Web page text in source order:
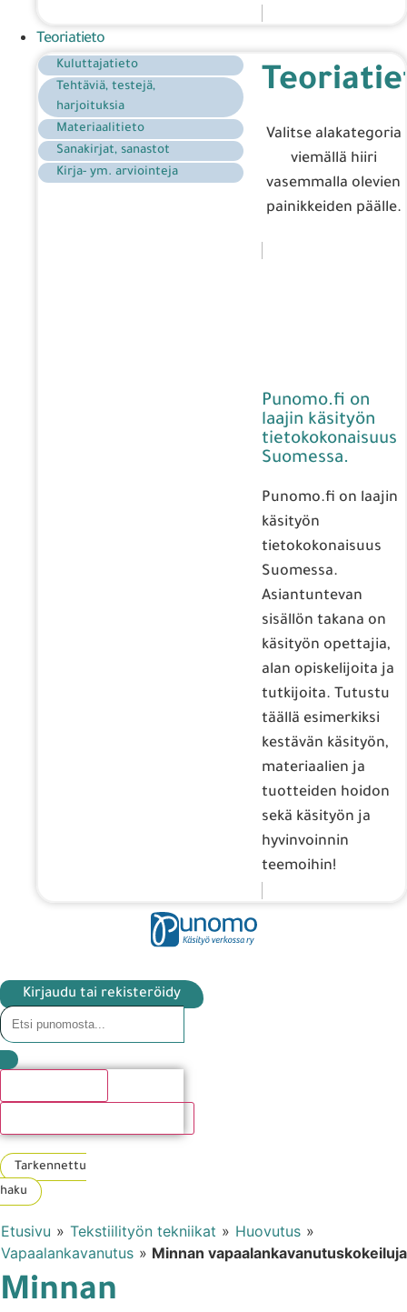
Teoriatieto
Kuluttajatieto
Tehtäviä, testejä,
harjoituksia
Materiaalitieto
Sanakirjat, sanastot
Kirja- ym. arviointeja
Valitse alakategoria
viemällä hiiri
vasemmalla olevien
painikkeiden päälle.
Punomo.fi on
laajin käsityön
tietokokonaisuus
Suomessa.
Punomo.fi on laajin
käsityön
tietokokonaisuus
Suomessa.
Asiantuntevan
sisällön takana on
käsityön opettajia,
alan opiskelijoita ja
tutkijoita. Tutustu
täällä esimerkiksi
kestävän käsityön,
materiaalien ja
tuotteiden hoidon
sekä käsityön ja
hyvinvoinnin
teemoihin!
Kirjaudu tai rekisteröidy
Tarkennettu
haku
Etusivu » Tekstiilityön tekniikat » Huovutus »
Vapaalankavanutus » Minnan vapaalankavanutuskokeiluja
Minnan